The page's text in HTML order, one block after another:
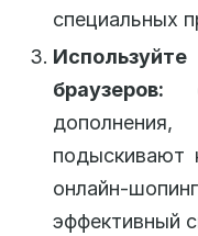
специальных
браузеров:
подыскивают
онлайн-
эффективный